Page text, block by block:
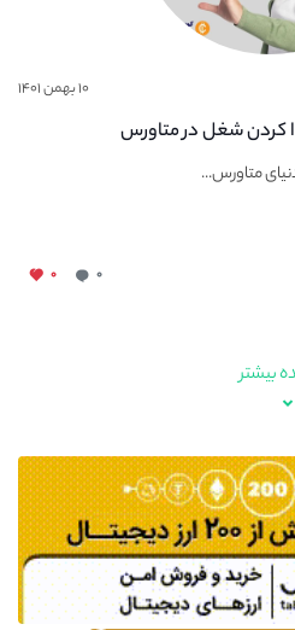
۱۰ بهمن ۱۴۰۱
کردن شغل در متاورس
متاورس...
۰ ۰
بیشتر